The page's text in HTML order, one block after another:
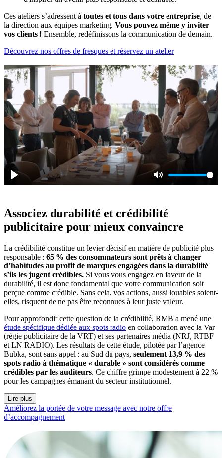
Ces ateliers s’adressent à toutes et tous dans votre entreprise, de
la direction aux équipes marketing. Vous pouvez même y inviter
vos clients ! Ensemble, redéfinissons la communication de demain.
Découvrez nos offres de fresques et réservez un atelier
Play Mute
Associez durabilité et crédibilité
publicitaire pour mieux convaincre
La crédibilité constitue un levier décisif en matière de publicité plus
responsable : 65 % des consommateurs sont prêts à changer
d’habitudes au profit de marques engagées dans la durabilité
s’ils les jugent crédibles. Si vous vous engagez en faveur de la
durabilité, il est donc fondamental que votre communication soit
perçue comme crédible. Sans cela, vos actions, aussi louables soient-
elles, risquent de ne pas être reconnues à leur juste valeur.
Pour approfondir cette question de la crédibilité, RMB a mené une
étude spécifique dédiée aux spots radio en collaboration avec la Var
(régie publicitaire de la VRT) et ses partenaires média (NRJ, RTBF
et LN RADIO). Les résultats de cette étude, pilotée par l’agence
Bubka, sont sans appel : au Sud du pays, seulement 13,9 % des
spots radio à thématique « durable » sont considérés comme
crédibles par les auditeurs. Ce chiffre grimpe modestement à 22 %
pour les campagnes émanant du secteur institutionnel.
Lire plus
Améliorez la portée de votre message avec notre offre
d’accompagnement